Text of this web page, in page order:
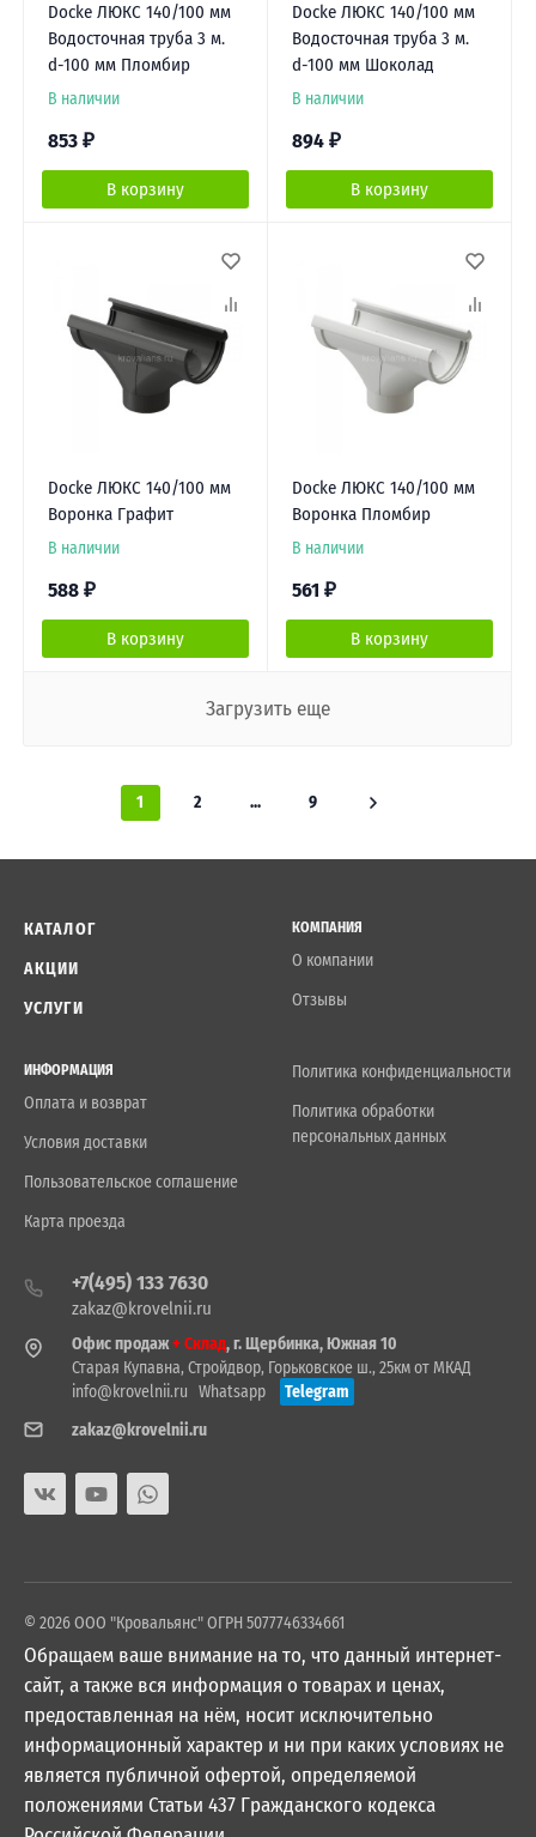
Docke ЛЮКС 140/100 мм
Водосточная труба 3 м.
d-100 мм Пломбир
В наличии
853 ₽
В корзину
Docke ЛЮКС 140/100 мм
Водосточная труба 3 м.
d-100 мм Шоколад
В наличии
894 ₽
В корзину
Docke ЛЮКС 140/100 мм
Воронка Графит
В наличии
588 ₽
В корзину
Docke ЛЮКС 140/100 мм
Воронка Пломбир
В наличии
561 ₽
В корзину
Загрузить еще
1 2 ... 9
КАТАЛОГ
АКЦИИ
УСЛУГИ
КОМПАНИЯ
О компании
Отзывы
ИНФОРМАЦИЯ
Оплата и возврат
Условия доставки
Пользовательское соглашение
Карта проезда
Политика конфиденциальности
Политика обработки
персональных данных
+7(495) 133 7630
zakaz@krovelnii.ru
Офис продаж+ Склад, г. Щербинка, Южная 10
Старая Купавна, Стройдвор, Горьковское ш., 25км от МКАД
info@krovelnii.ru Whatsapp
Telegram
zakaz@krovelnii.ru
© 2026 ООО "Кровальянс" ОГРН 5077746334661
Обращаем ваше внимание на то, что данный интернет-
сайт, а также вся информация о товарах и ценах,
предоставленная на нём, носит исключительно
информационный характер и ни при каких условиях не
является публичной офертой, определяемой
положениями Статьи 437 Гражданского кодекса